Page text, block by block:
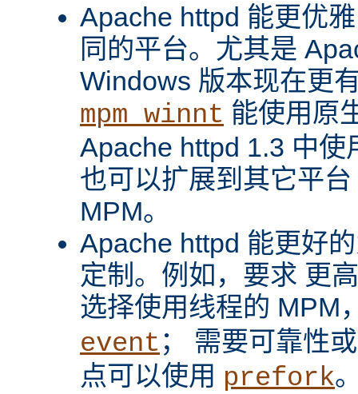
Apache httpd 能更优
同的平台。尤其是
Windows 版本现在更
mpm_winnt 能使用原
Apache httpd 1.3 中使
也可以扩展到其它平
MPM。
Apache httpd 能更好
定制。例如，要求 更
选择使用线程的 MPM
event ； 需要可靠性
点可以使用 prefork